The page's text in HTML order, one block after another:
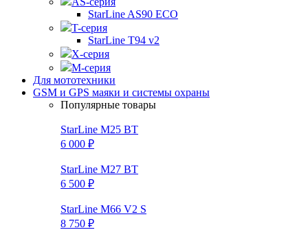
StarLine AS90 ECO
T-серия
StarLine T94 v2
X-серия
M-серия
Для мототехники
GSM и GPS маяки и системы охраны
Популярные товары
StarLine M25 BT
6 000 ₽
StarLine M27 BT
6 500 ₽
StarLine M66 V2 S
8 750 ₽